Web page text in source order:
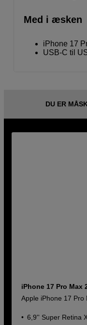
Med i æsken
iPhone 17
USB-C til
DU ER
iPhone 17 Pro Max
Apple iPhone 17 Pro
6,9'' Super Retina